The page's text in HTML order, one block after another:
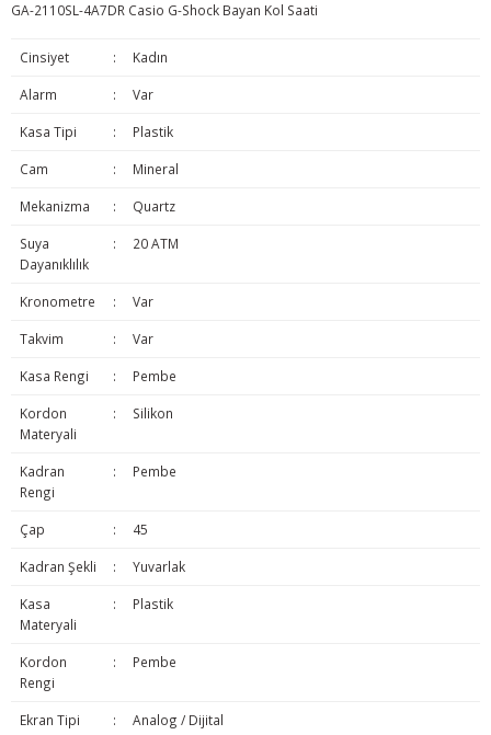
GA-2110SL-4A7DR Casio G-Shock Bayan Kol Saati
Cinsiyet : Kadın
Alarm : Var
Kasa Tipi : Plastik
Cam : Mineral
Mekanizma : Quartz
Suya
Dayanıklılık
: 20 ATM
Kronometre : Var
Takvim : Var
Kasa Rengi : Pembe
Kordon
Materyali
: Silikon
Kadran
Rengi
: Pembe
Çap : 45
Kadran Şekli : Yuvarlak
Kasa
Materyali
: Plastik
Kordon
Rengi
: Pembe
Ekran Tipi : Analog / Dijital